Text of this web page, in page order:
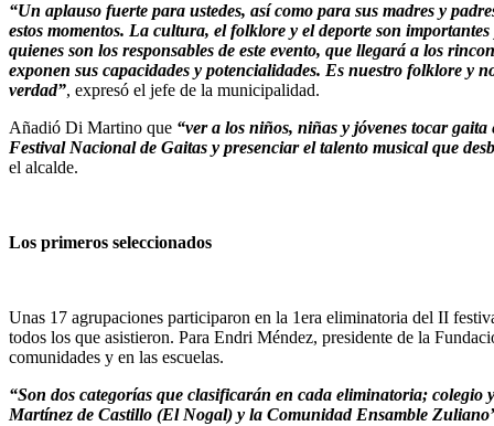
“Un aplauso fuerte para ustedes, así como para sus madres y
estos momentos. La cultura, el folklore y el deporte son
quienes son los responsables de este evento, que llegará a los
exponen sus capacidades y potencialidades. Es nuestro folklore y
verdad”, expresó el jefe de la municipalidad.
Añadió Di Martino que “ver a los niños, niñas y jóvenes tocar
Festival Nacional de Gaitas y presenciar el talento musical que
el alcalde.
Los primeros seleccionados
Unas 17 agrupaciones participaron en la 1era eliminatoria del II
todos los que asistieron. Para Endri Méndez, presidente de la
comunidades y en las escuelas.
“Son dos categorías que clasificarán en cada eliminatoria;
Martínez de Castillo (El Nogal) y la Comunidad Ensamble